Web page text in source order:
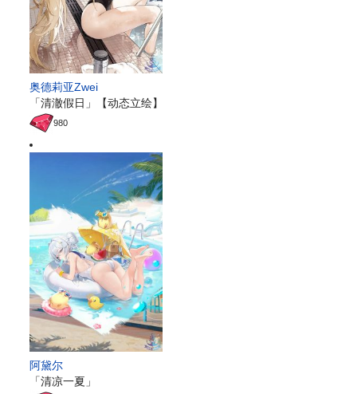
奥德莉亚Zwei
「清澈假日」【动态立绘】
980
阿黛尔
「清凉一夏」